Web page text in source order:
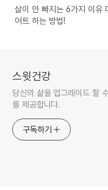
살이 안 빠지는 6가지 이유
어트 하는 방법!
스윗건강
당신의 삶을 업그레이드 할
를 제공합니다.
구독하기